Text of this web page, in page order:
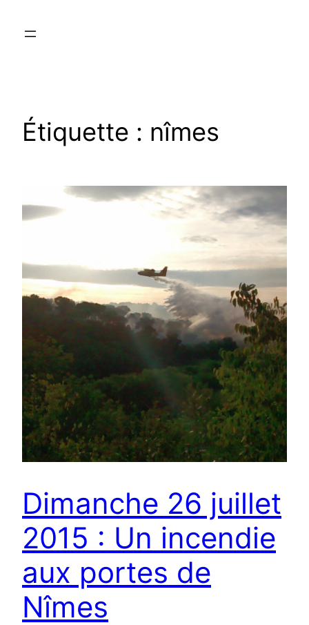
Étiquette : nîmes
Dimanche 26 juillet
2015 : Un incendie
aux portes de
Nîmes